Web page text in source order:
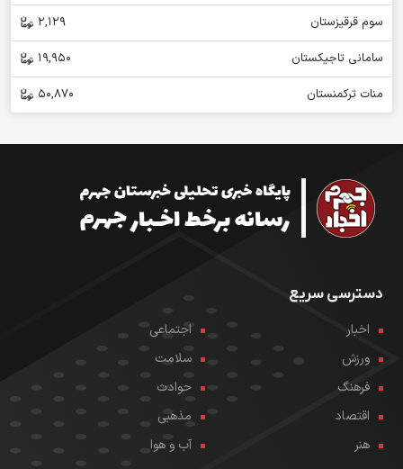
سوم قرقیزستان
2,129
سامانی تاجیکستان
19,950
منات ترکمنستان
50,870
دسترسی سریع
اخبار
اجتماعی
ورزش
سلامت
فرهنگ
حوادث
اقتصاد
مذهبی
هنر
آب و هوا